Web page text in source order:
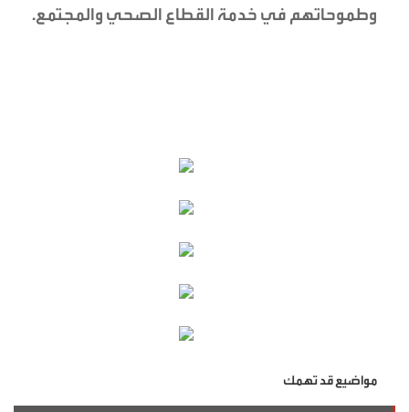
وطموحاتهم في خدمة القطاع الصحي والمجتمع.
مواضيع قد تهمك